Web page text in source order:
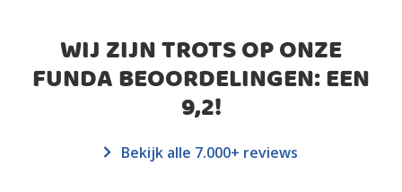
WIJ ZIJN TROTS OP ONZE
FUNDA BEOORDELINGEN: EEN
9,2!
Bekijk alle 7.000+ reviews